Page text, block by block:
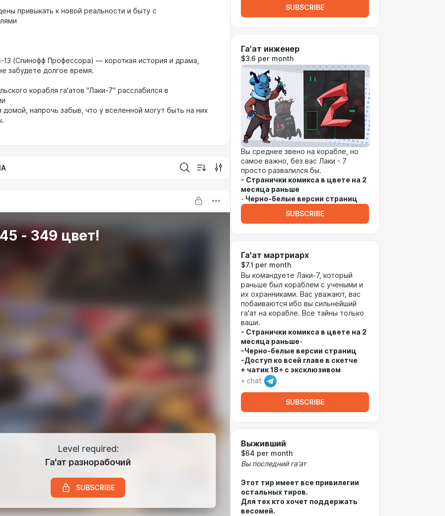
привыкать к новой реальности и быту с
13 (Спинофф Профессора) — короткая история и драма,
забудете долгое время.
корабля га'атов "Лаки-7" расслабился в
домой, напрочь забыв, что у вселенной могут быть на них
- 349 цвет!
Level required:
Га'ат разнорабочий
SUBSCRIBE
SUBSCRIBE
Га'ат инженер
$3.6 per month
Вы среднее звено на корабле, но
самое важно, без вас Лаки - 7
просто развалился бы.
- Странички комикса в цвете на 2
месяца раньше
- Черно-белые версии страниц
SUBSCRIBE
Га'aт мартриарх
$7.1 per month
Вы командуете Лаки-7, который
раньше был кораблем с учеными и
их охранниками. Вас уважают, вас
побаиваются ибо вы сильнейший
га'ат на корабле. Все тайны только
ваши.
- Странички комикса в цвете на 2
месяца раньше-
-Черно-белые версии страниц
-Доступ ко всей главе в скетче
+ чатик 18+ с эксклюзивом
+ chat
SUBSCRIBE
Выживший
$64 per month
Вы последний га'ат
Этот тир имеет все привилегии
остальных тиров.
Для тех кто хочет поддержать
весомей.